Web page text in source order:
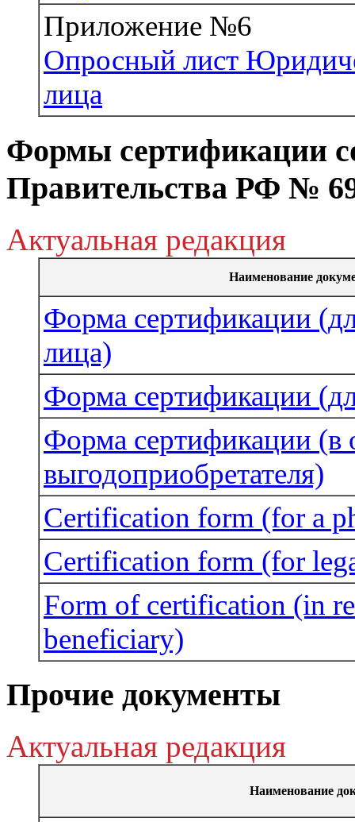
Приложение №6
Опросный лист
лица
Формы сертификации
Правительства РФ №
Актуальная редакция
Наименование
Форма сертификации
лица)
Форма сертификации
Форма сертификации (в
выгодоприобретателя)
Certification form (for a
Certification form (for
Form of certification (in
beneficiary)
Прочие документы
Актуальная редакция
Наименование